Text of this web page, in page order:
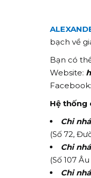
bạch về
Bạn có
Website:
Hệ thống
Chi
(Số 72,
Chi
(Số 107
Chi